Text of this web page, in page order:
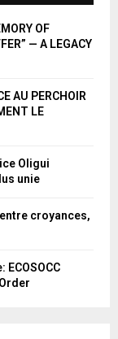
OF
— A LEGACY
AU PERCHOIR
LE
Oligui
unie
croyances,